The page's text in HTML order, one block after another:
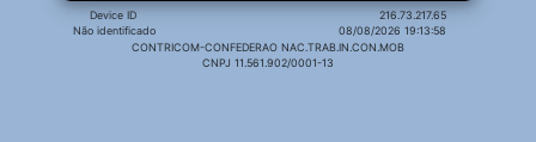
Device ID
Não identificado
216.73.217.65
08/08/2026 19:13:58
CONTRICOM-CONFEDERAO NAC.TRAB.IN.CON.MOB
CNPJ 11.561.902/0001-13